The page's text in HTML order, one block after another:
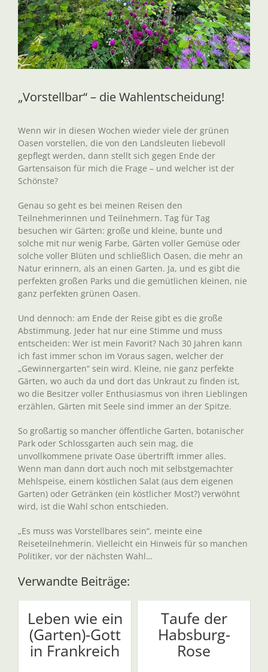
„Vorstellbar“ – die Wahlentscheidung!
Wenn wir in diesen Wochen wieder viele der grünen
Oasen vorstellen, die von den Landsleuten liebevoll
gepflegt werden, dann stellt sich gegen Ende der
Gartensaison für mich die Frage – und welcher ist der
Schönste?
Genau so geht es bei meinen Reisen den
Teilnehmerinnen und Teilnehmern. Tag für Tag
besuchen wir Gärten: große und kleine, bunte und
solche mit nur wenig Farbe, Gärten voller Gemüse oder
solche voller Blüten und schließlich Oasen, die mehr an
Natur erinnern, als an einen Garten. Ja, und es gibt die
perfekten großen Parks und die gemütlichen kleinen, nie
ganz perfekten grünen Oasen.
Und dennoch: am Ende der Reise gibt es die große
Abstimmung. Jeder hat nur eine Stimme und muss
entscheiden: Wer ist mein Favorit? Nach 30 Jahren kann
ich fast immer schon im Voraus sagen, welcher der
„Gewinnergarten“ sein wird. Kleine, nie ganz perfekte
Gärten, wo auch da und dort das Unkraut zu finden ist,
wo die Besitzer voller Enthusiasmus von ihren Lieblingen
erzählen, Gärten mit Seele sind immer an der Spitze.
So großartig so mancher öffentliche Garten, botanischer
Park oder Schlossgarten auch sein mag, die
unvollkommene private Oase übertrifft immer alles.
Wenn man dann dort auch noch mit selbstgemachter
Mehlspeise, einem köstlichen Salat (aus dem eigenen
Garten) oder Getränken (ein köstlicher Most?) verwöhnt
wird, ist die Wahl schon entschieden.
„Es muss was Vorstellbares sein“, meinte eine
Reiseteilnehmerin. Vielleicht ein Hinweis für so manchen
Politiker, vor der nächsten Wahl…
Verwandte Beiträge:
Leben wie ein
(Garten)-Gott
in Frankreich
Taufe der
Habsburg-
Rose